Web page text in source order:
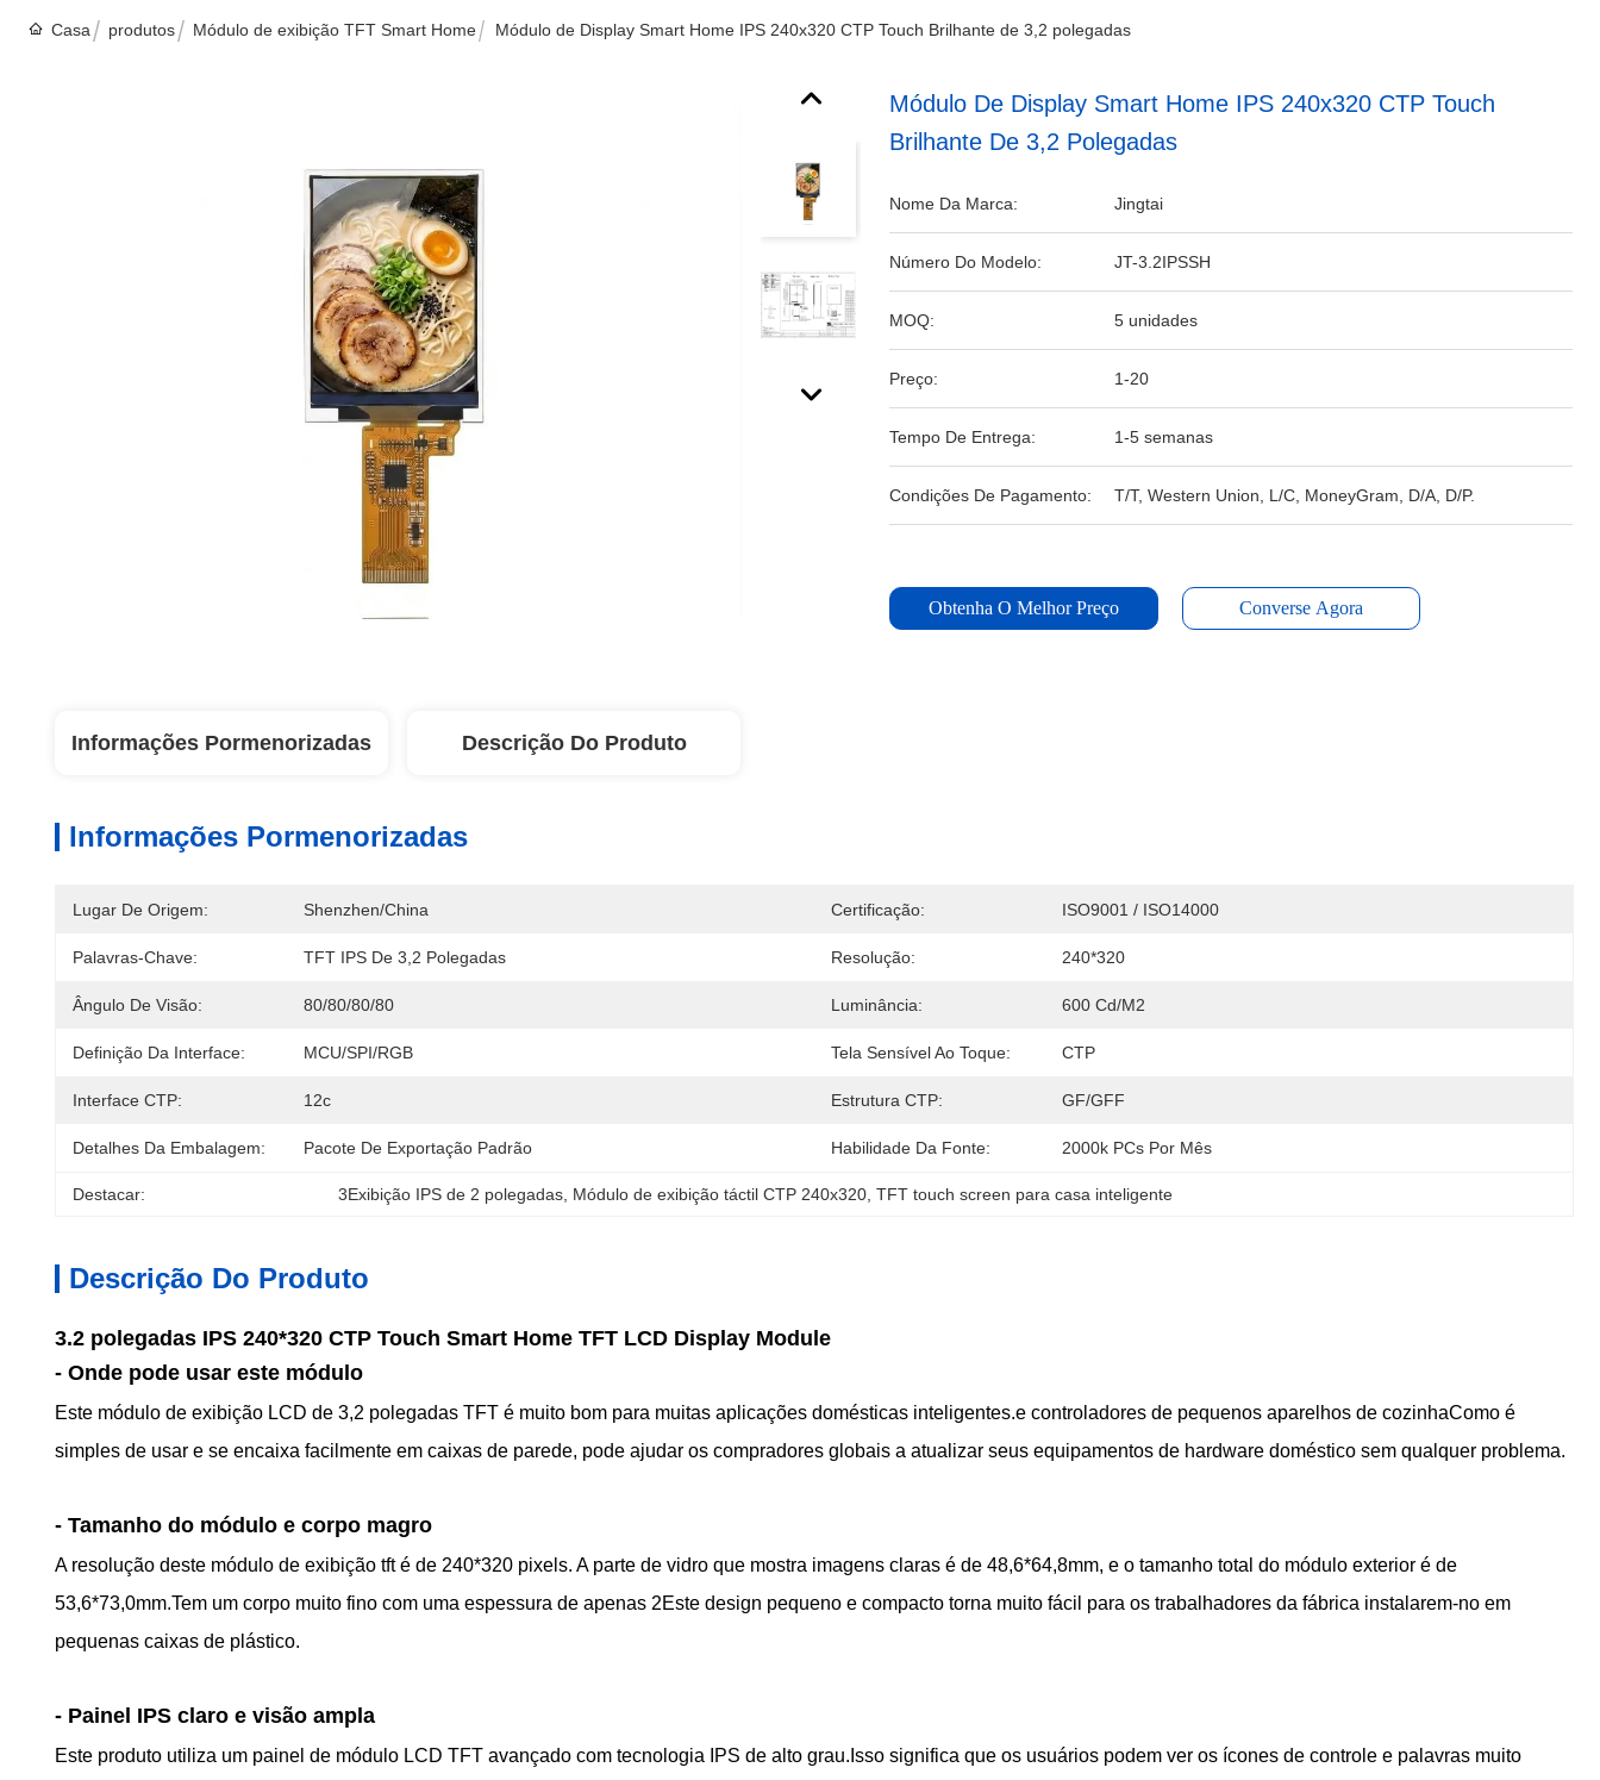
Casa produtos Módulo de exibição TFT Smart Home Módulo de Display Smart Home IPS 240x320 CTP Touch Brilhante de 3,2 polegadas
Módulo De Display Smart Home IPS 240x320 CTP Touch
Brilhante De 3,2 Polegadas
Nome Da Marca: Jingtai
Número Do Modelo: JT-3.2IPSSH
MOQ: 5 unidades
Preço: 1-20
Tempo De Entrega: 1-5 semanas
Condições De Pagamento: T/T, Western Union, L/C, MoneyGram, D/A, D/P.
Obtenha O Melhor Preço Converse Agora
Informações Pormenorizadas Descrição Do Produto
Informações Pormenorizadas
Lugar De Origem: Shenzhen/China Certificação: ISO9001 / ISO14000
Palavras-Chave: TFT IPS De 3,2 Polegadas Resolução: 240*320
Ângulo De Visão: 80/80/80/80 Luminância: 600 Cd/m2
Definição Da Interface: MCU/SPI/RGB Tela Sensível Ao Toque: CTP
Interface CTP: 12c Estrutura CTP: GF/GFF
Detalhes Da Embalagem: Pacote De Exportação Padrão Habilidade Da Fonte: 2000k PCs Por Mês
Destacar: 3Exibição IPS de 2 polegadas Módulo de exibição táctil CTP 240x320 , TFT touch screen para casa inteligente
Descrição Do Produto
3.2 polegadas IPS 240*320 CTP Touch Smart Home TFT LCD Display Module
- Onde pode usar este módulo
Este módulo de exibição LCD de 3,2 polegadas TFT é muito bom para muitas aplicações domésticas inteligentes.e controladores de pequenos aparelhos de cozinhaComo é
simples de usar e se encaixa facilmente em caixas de parede, pode ajudar os compradores globais a atualizar seus equipamentos de hardware doméstico sem qualquer problema.
- Tamanho do módulo e corpo magro
A resolução deste módulo de exibição tft é de 240*320 pixels. A parte de vidro que mostra imagens claras é de 48,6*64,8mm, e o tamanho total do módulo exterior é de
53,6*73,0mm.Tem um corpo muito fino com uma espessura de apenas 2Este design pequeno e compacto torna muito fácil para os trabalhadores da fábrica instalarem-no em
pequenas caixas de plástico.
- Painel IPS claro e visão ampla
Este produto utiliza um painel de módulo LCD TFT avançado com tecnologia IPS de alto grau.Isso significa que os usuários podem ver os ícones de controle e palavras muito